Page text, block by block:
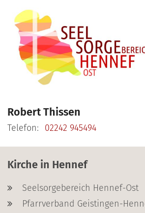
RobertThissen
Telefon: 02242 945494
Kirche in Hennef
Seelsorgebereich Hennef-Ost
Pfarrverband Geistingen-